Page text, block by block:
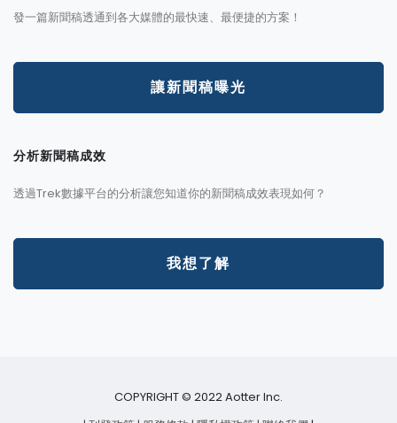
發一篇新聞稿透通到各大媒體的最快速、最便捷的方案！
讓新聞稿曝光
分析新聞稿成效
透過Trek數據平台的分析讓您知道你的新聞稿成效表現如何？
我想了解
COPYRIGHT © 2022 Aotter Inc.